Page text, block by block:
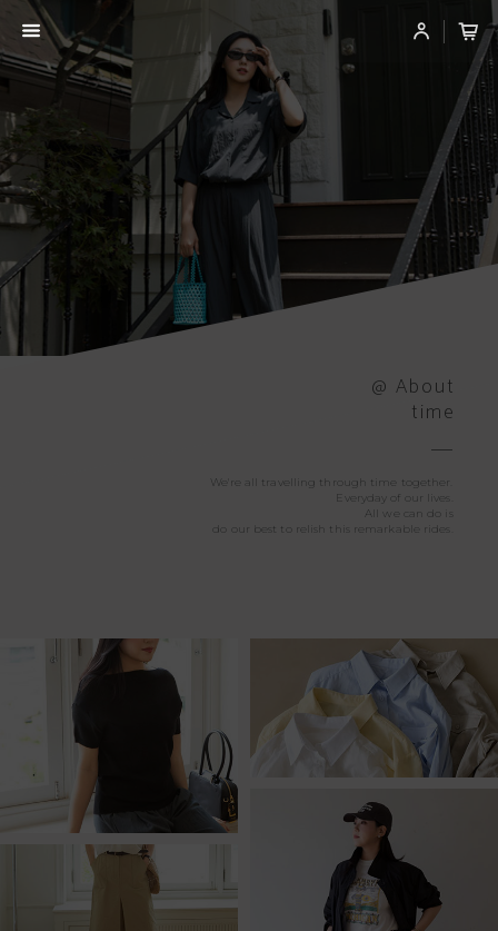
@ About
time
We're all travelling through time together.
Everyday of our lives.
All we can do is
do our best to relish this remarkable rides.